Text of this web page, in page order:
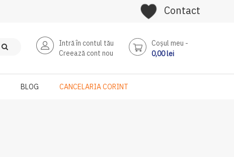
Contact
Intră în contul tău
Creează cont nou
Coşul meu
0,00 lei
BLOG CANCELARIA CORINT